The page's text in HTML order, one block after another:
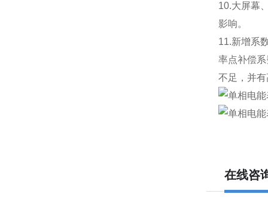
10.大屏幕
影响。
11.新增系
率点补偿
不足，并
在线咨